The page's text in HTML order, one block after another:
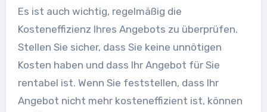
Es ist auch wichtig, regelmäßig die
Kosteneffizienz Ihres Angebots zu überprüfen.
Stellen Sie sicher, dass Sie keine unnötigen
Kosten haben und dass Ihr Angebot für Sie
rentabel ist. Wenn Sie feststellen, dass Ihr
Angebot nicht mehr kosteneffizient ist, können